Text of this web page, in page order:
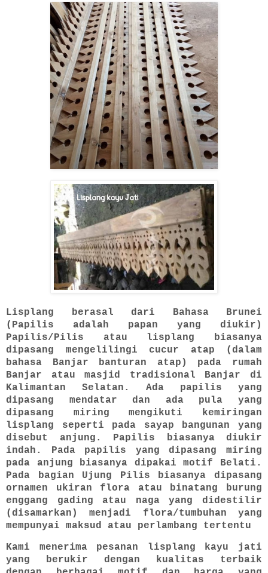
Lisplang berasal dari Bahasa Brunei
(Papilis adalah papan yang diukir)
Papilis/Pilis atau lisplang biasanya
dipasang mengelilingi cucur atap (dalam
bahasa Banjar banturan atap) pada rumah
Banjar atau masjid tradisional Banjar di
Kalimantan Selatan. Ada papilis yang
dipasang mendatar dan ada pula yang
dipasang miring mengikuti kemiringan
lisplang seperti pada sayap bangunan yang
disebut anjung. Papilis biasanya diukir
indah. Pada papilis yang dipasang miring
pada anjung biasanya dipakai motif Belati.
Pada bagian Ujung Pilis biasanya dipasang
ornamen ukiran flora atau binatang burung
enggang gading atau naga yang didestilir
(disamarkan) menjadi flora/tumbuhan yang
mempunyai maksud atau perlambang tertentu
Kami menerima pesanan lisplang kayu jati
yang berukir dengan kualitas terbaik